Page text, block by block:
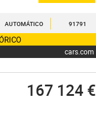
AUTOMÁTICO 91791
cars.com
167 124 €